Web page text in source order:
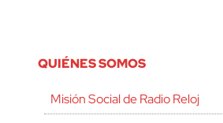
QUIÉNES SOMOS
Misión Social de Radio Reloj